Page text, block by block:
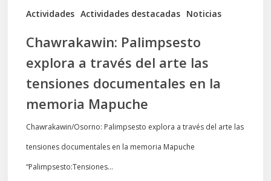
Actividades Actividades destacadas Noticias
documentales
memoria
Mapuche
Chawrakawin: Palimpsesto
explora a través del arte las
tensiones documentales en la
memoria Mapuche
Chawrakawin/Osorno: Palimpsesto explora a través del arte las
tensiones documentales en la memoria Mapuche
“Palimpsesto:Tensiones…